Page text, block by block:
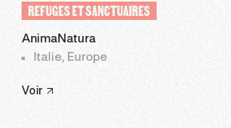
REFUGES ET SANCTUAIRES
AnimaNatura
Italie, Europe
Voir